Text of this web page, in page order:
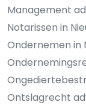
Management
Notarissen in
Ondernemen in
Ontslagrecht